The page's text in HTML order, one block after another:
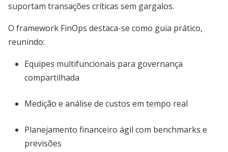
suportam transações críticas sem gargalos.
O framework FinOps destaca-se como guia prático,
reunindo:
Equipes multifuncionais para governança
compartilhada
Medição e análise de custos em tempo real
Planejamento financeiro ágil com benchmarks e
previsões